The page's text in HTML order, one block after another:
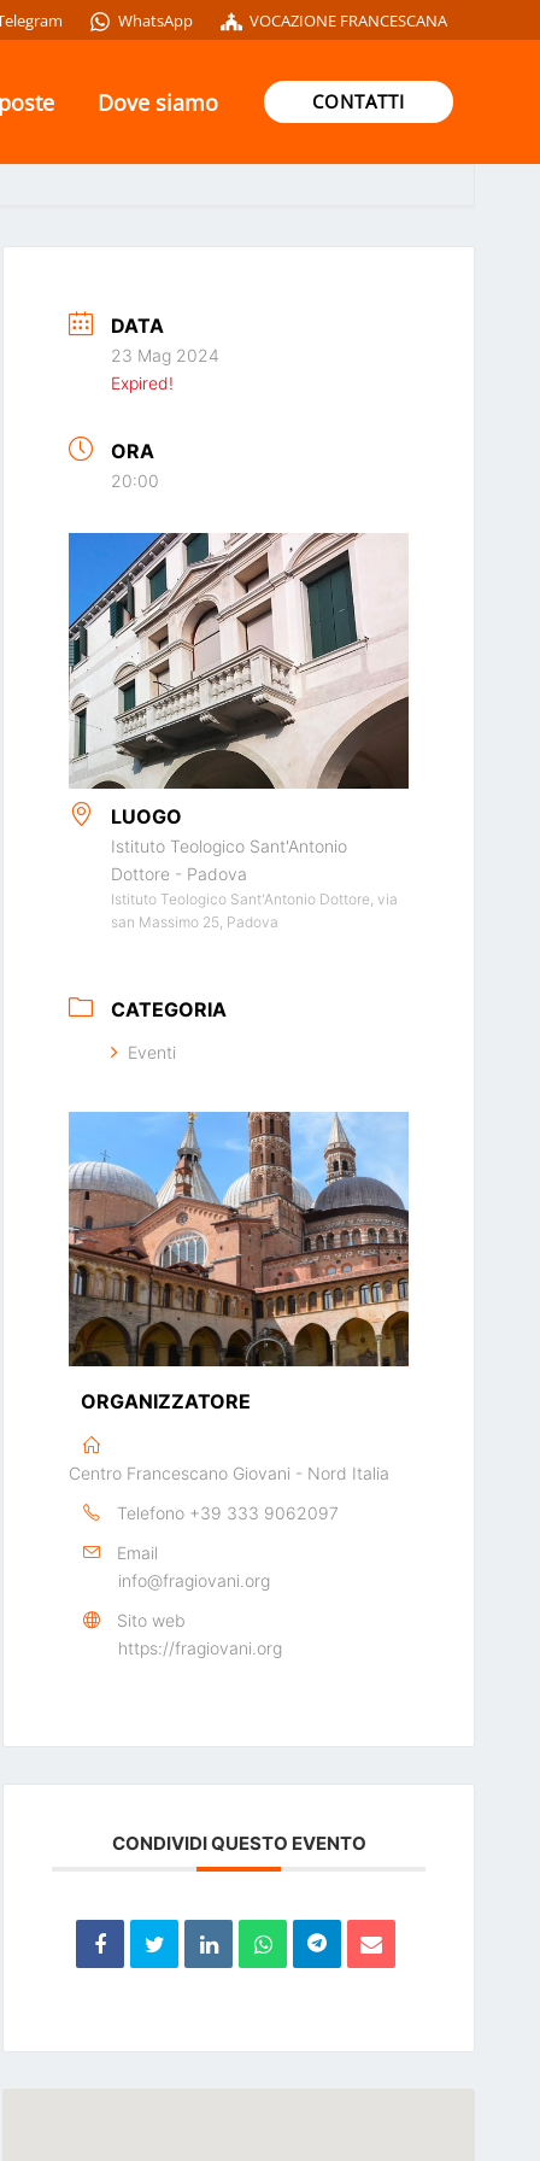
WhatsApp VOCAZIONE FRANCESCANA
Dove siamo CONTATTI
DATA
23 Mag 2024
Expired!
ORA
20:00
LUOGO
Istituto Teologico Sant'Antonio
Dottore - Padova
Istituto Teologico Sant'Antonio Dottore, via
san Massimo 25, Padova
CATEGORIA
Eventi
ORGANIZZATORE
Centro Francescano Giovani - Nord Italia
Telefono +39 333 9062097
Email
info@fragiovani.org
Sito web
https://fragiovani.org
CONDIVIDI QUESTO EVENTO